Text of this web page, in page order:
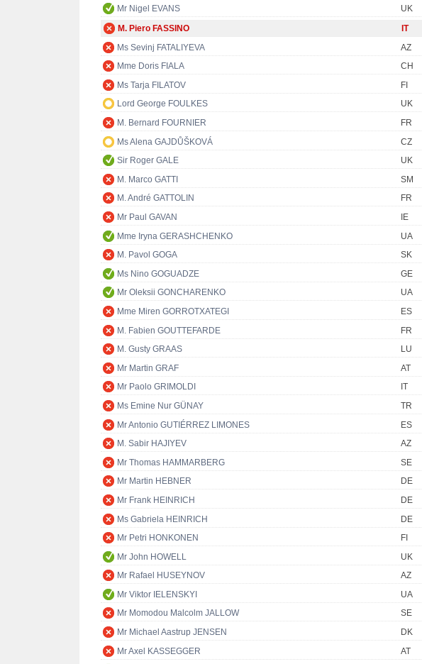
Mr Nigel EVANS
UK
M. Piero FASSINO
IT
Ms Sevinj FATALIYEVA
AZ
Mme Doris FIALA
CH
Ms Tarja FILATOV
FI
Lord George FOULKES
UK
M. Bernard FOURNIER
FR
Ms Alena GAJDŮŠKOVÁ
CZ
Sir Roger GALE
UK
M. Marco GATTI
SM
M. André GATTOLIN
FR
Mr Paul GAVAN
IE
Mme Iryna GERASHCHENKO
UA
M. Pavol GOGA
SK
Ms Nino GOGUADZE
GE
Mr Oleksii GONCHARENKO
UA
Mme Miren GORROTXATEGI
ES
M. Fabien GOUTTEFARDE
FR
M. Gusty GRAAS
LU
Mr Martin GRAF
AT
Mr Paolo GRIMOLDI
IT
Ms Emine Nur GÜNAY
TR
Mr Antonio GUTIÉRREZ LIMONES
ES
M. Sabir HAJIYEV
AZ
Mr Thomas HAMMARBERG
SE
Mr Martin HEBNER
DE
Mr Frank HEINRICH
DE
Ms Gabriela HEINRICH
DE
Mr Petri HONKONEN
FI
Mr John HOWELL
UK
Mr Rafael HUSEYNOV
AZ
Mr Viktor IELENSKYI
UA
Mr Momodou Malcolm JALLOW
SE
Mr Michael Aastrup JENSEN
DK
Mr Axel KASSEGGER
AT